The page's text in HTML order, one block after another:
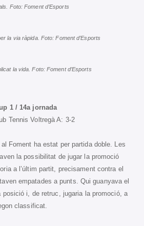
Foto: Foment d’Esports
la via ràpida. Foto: Foment d’Esports
la vida. Foto: Foment d’Esports
1 / 14a jornada
Tennis Voltregà A: 3-2
al Foment ha estat per partida doble. Les
la possibilitat de jugar la promoció
a l’últim partit, precisament contra el
empatades a punts. Qui guanyava el
posició i, de retruc, jugaria la promoció, a
classificat.